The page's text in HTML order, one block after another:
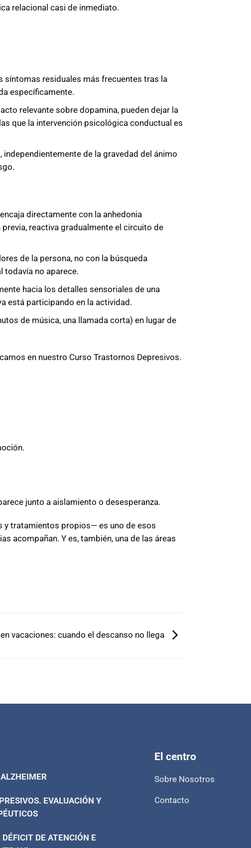
relacional casi de inmediato.
síntomas residuales más frecuentes tras la
específicamente.
relevante sobre dopamina, pueden dejar la
que la intervención psicológica conductual es
de la gravedad del ánimo
directamente con la anhedonia
reactiva gradualmente el circuito de
de la persona, no con la búsqueda
todavía no aparece.
hacia los detalles sensoriales de una
está participando en la actividad.
de música, una llamada corta) en lugar de
en nuestro Curso Trastornos Depresivos.
junto a aislamiento o desesperanza.
y tratamientos propios— es uno de esos
acompañan. Y es, también, una de las áreas
vacaciones: cuando el descanso no llega
EVALUACIÓN Y
DE ATENCIÓN E
El centro
Sobre Nosotros
Contacto